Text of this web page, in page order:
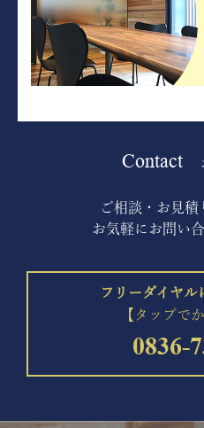
Contact
ご相談・お見積
お気軽にお問い
フリーダイヤル
【タップで
0836-